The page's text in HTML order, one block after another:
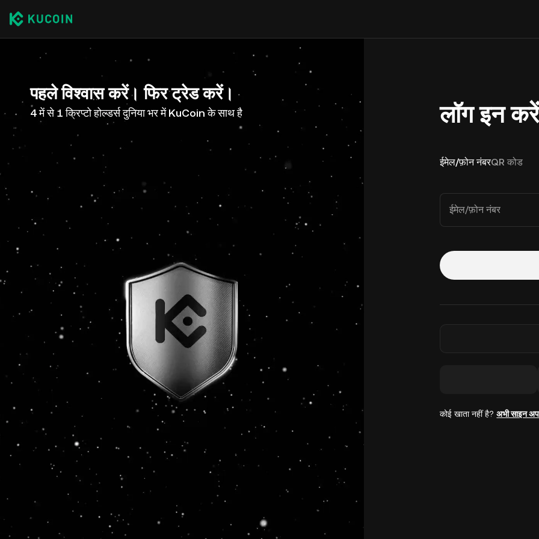
पहले विश्वास करें। फिर ट्रेड करें।
4 में से 1 क्रिप्टो होल्डर्स दुनिया भर में KuCoin के साथ है लॉग इन करें
ईमेल/फ़ोन नंबरQR कोड
ईमेल/फ़ोन नंबर
कोई खाता नहीं है?अभी साइन